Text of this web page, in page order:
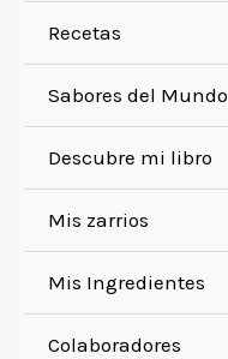
Recetas
Sabores del Mundo
Descubre mi libro
Mis zarrios
Mis Ingredientes
Colaboradores